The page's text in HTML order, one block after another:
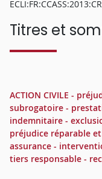
Titres et
ACTION CIVILE -
subrogatoire -
indemnitaire -
préjudice réparable
assurance -
tiers responsable -